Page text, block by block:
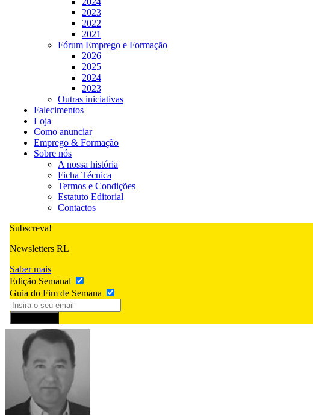
2023
2022
2021
Fórum Emprego e Formação
2026
2025
2024
2023
Outras iniciativas
Falecimentos
Loja
Como anunciar
Emprego & Formação
Sobre nós
A nossa história
Ficha Técnica
Termos e Condições
Estatuto Editorial
Contactos
Subscreva!
Newsletters RL
Saber mais
Edição Semanal
Guia do Fim de Semana